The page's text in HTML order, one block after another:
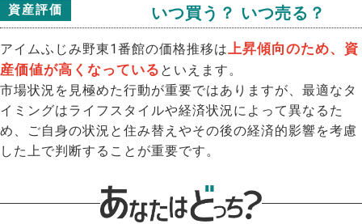
資産評価 いつ買う？ いつ売る？
アイムふじみ野東1番館の価格推移は 上昇傾向のため、資
産価値が高くなっている といえます。
市場状況を見極めた行動が重要ではありますが、最適なタ
イミングはライフスタイルや経済状況によって異なるた
め、ご自身の状況と住み替えやその後の経済的影響を考慮
した上で判断することが重要です。